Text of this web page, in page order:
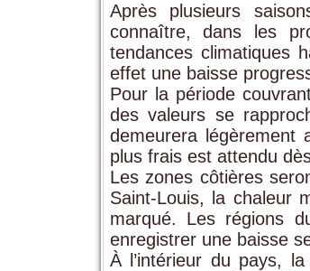
Après plusieurs
connaître, dans les
tendances climatiques
effet une baisse
Pour la période
des valeurs se
demeurera légèrement
plus frais est attendu
Les zones côtières
Saint-Louis, la chaleur
marqué. Les régions
enregistrer une baisse
À l’intérieur du pays,